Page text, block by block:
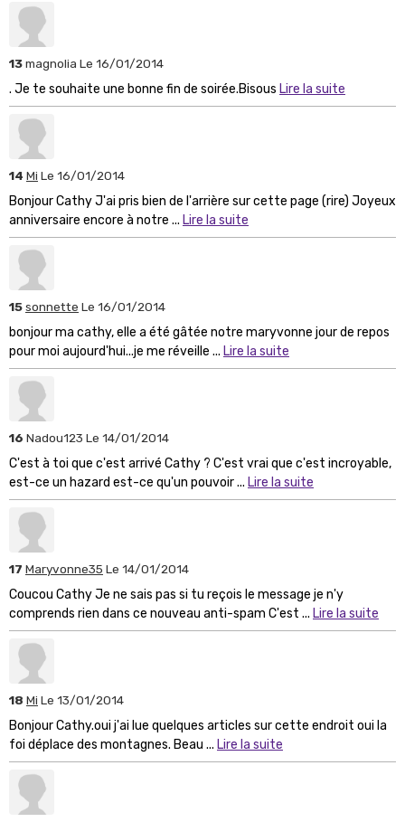
13magnolia Le 16/01/2014
. Je te souhaite une bonne fin de soirée.Bisous Lire la suite
14 Mi Le 16/01/2014
Bonjour Cathy J'ai pris bien de l'arrière sur cette page (rire) Joyeux
anniversaire encore à notre ... Lire la suite
15sonnette Le 16/01/2014
bonjour ma cathy, elle a été gâtée notre maryvonne jour de repos
pour moi aujourd'hui...je me réveille ... Lire la suite
16 Nadou123 Le 14/01/2014
C'est à toi que c'est arrivé Cathy ? C'est vrai que c'est incroyable,
est-ce un hazard est-ce qu'un pouvoir ... Lire la suite
17 Maryvonne35 Le 14/01/2014
Coucou Cathy Je ne sais pas si tu reçois le message je n'y
comprends rien dans ce nouveau anti-spam C'est ... Lire la suite
18 Mi Le 13/01/2014
Bonjour Cathy.oui j'ai lue quelques articles sur cette endroit oui la
foi déplace des montagnes. Beau ... Lire la suite